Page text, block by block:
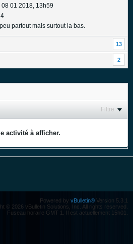
01 2018, 13h59
partout mais surtout la bas.
13
2
Filtre
activité à afficher.
Powered by vBulletin® Version 5.3.1
© 2026 vBulletin Solutions, Inc. All rights reserved.
Fuseau horaire GMT 1. Il est actuellement 15h01.